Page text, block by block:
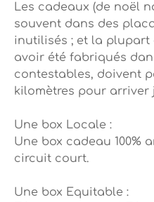
Les cadeaux (de noël
souvent dans des
inutilisés ; et la plupart
avoir été fabriqués
contestables, doivent
kilomètres pour arriver
Une box Locale :
Une box cadeau 100%
circuit court.
Une box Equitable :